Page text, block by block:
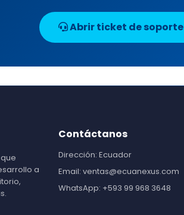
Abrir ticket de soporte
a
Contáctanos
Dirección: Ecuador
Email: ventas@ecuanexus.com
WhatsApp: +593 99 968 3648